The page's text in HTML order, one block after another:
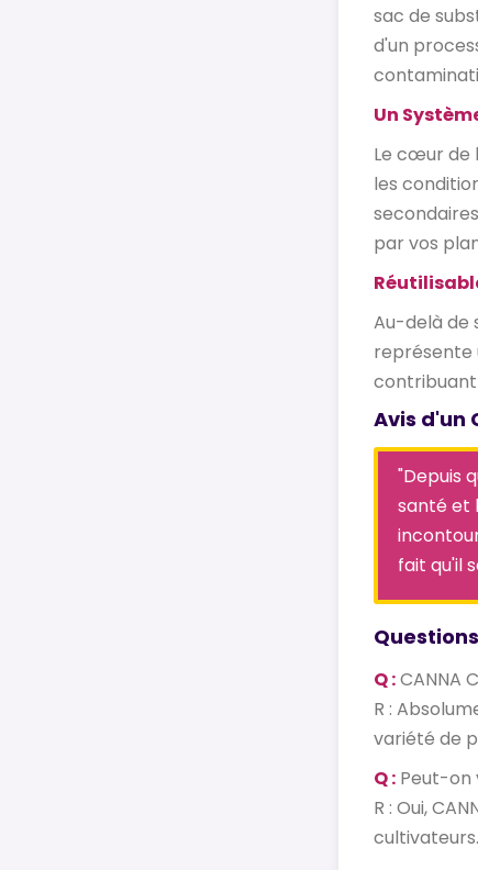
sac de
d'un
Un
Le cœur de
les
par vos
Au-delà de
représente
contribuant
Avis d'un
"Depuis
santé et
fait qu'il
Q :CANNA
R :
variété de
Q : Peut-on
R : Oui,
cultivateurs.